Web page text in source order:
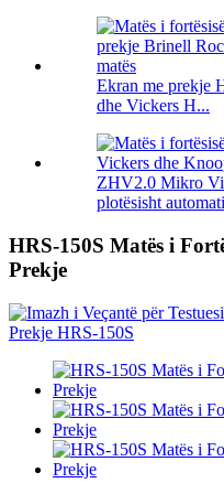
Ekran me prekje
dhe Vickers H...
ZHV2.0 Mikro
plotësisht
HRS-150S Matës i
Prekje